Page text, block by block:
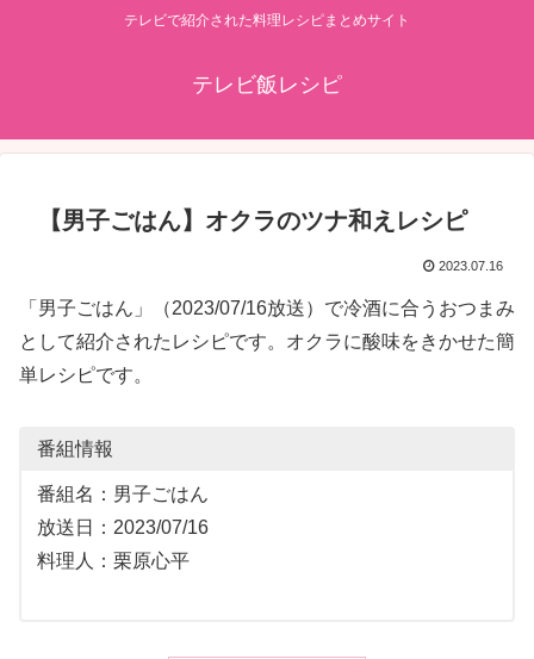
テレビで紹介された料理レシピまとめサイト
テレビ飯レシピ
【男子ごはん】オクラのツナ和えレシピ
2023.07.16
「男子ごはん」（2023/07/16放送）で冷酒に合うおつまみ
として紹介されたレシピです。オクラに酸味をきかせた簡
単レシピです。
番組情報
番組名：男子ごはん
放送日：2023/07/16
料理人：栗原心平